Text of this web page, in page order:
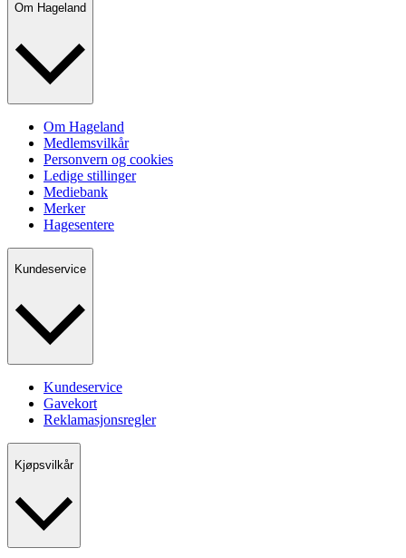
Om Hageland
Om Hageland
Medlemsvilkår
Personvern og cookies
Ledige stillinger
Mediebank
Merker
Hagesentere
Kundeservice
Kundeservice
Gavekort
Reklamasjonsregler
Kjøpsvilkår